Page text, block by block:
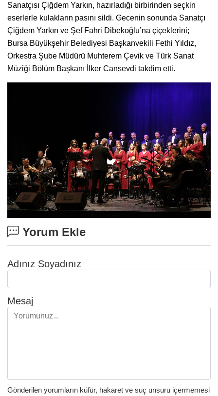
Sanatçısı Çiğdem Yarkın, hazırladığı birbirinden seçkin
eserlerle kulakların pasını sildi. Gecenin sonunda Sanatçı
Çiğdem Yarkın ve Şef Fahri Dibekoğlu’na çiçeklerini;
Bursa Büyükşehir Belediyesi Başkanvekili Fethi Yıldız,
Orkestra Şube Müdürü Muhterem Çevik ve Türk Sanat
Müziği Bölüm Başkanı İlker Cansevdi takdim etti.
Yorum Ekle
Adınız Soyadınız
Mesaj
Gönderilen yorumların küfür, hakaret ve suç unsuru içermemesi